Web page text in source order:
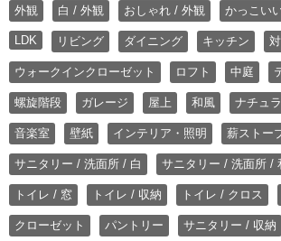
外観 白 / 外観 おしゃれ / 外観 かっこい
LDK リビング ダイニング キッチン
ウォークインクローゼット ロフト 中庭
螺旋階段 ガレージ 屋上 和風 ナチュ
音楽室 壁紙 インテリア・照明 薪ストー
サニタリー / 洗面所 / 白 サニタリー / 洗面所 /
トイレ / 窓 トイレ / 収納 トイレ / クロス
クローゼット パントリー サニタリー / 収納